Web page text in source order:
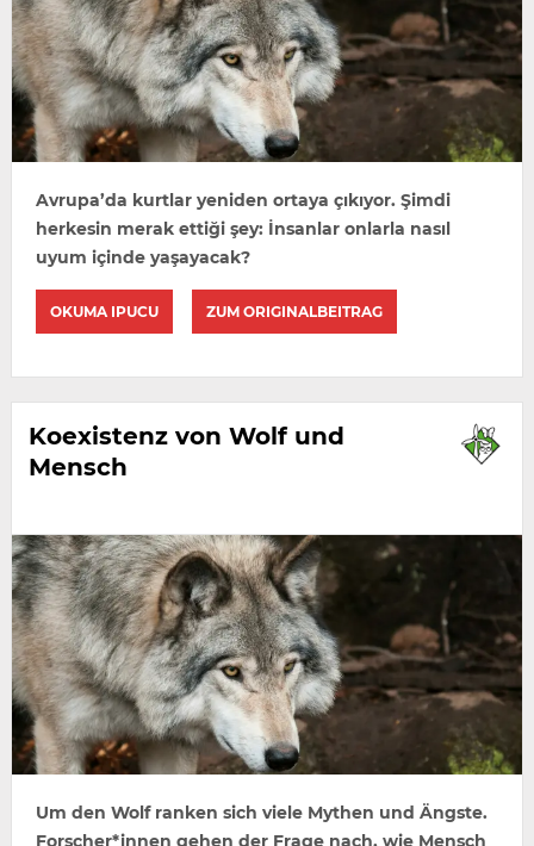
Avrupa’da kurtlar yeniden ortaya çıkıyor. Şimdi
herkesin merak ettiği şey: İnsanlar onlarla nasıl
uyum içinde yaşayacak?
OKUMA IPUCU ZUM ORIGINALBEITRAG
Koexistenz von Wolf und
Mensch
Um den Wolf ranken sich viele Mythen und Ängste.
Forscher*innen gehen der Frage nach, wie Mensch